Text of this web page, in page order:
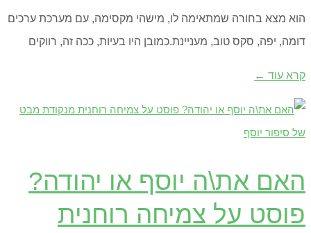
הוא מצא בחורה שמתאימה לו, מישהי מקסימה, עם מערכת ערכים
דומה, יפה, סקס טוב, מעניינת.כמובן היו בעיות, ככה זה, רווקים
קרא עוד ←
האם את\ה יוסף או יהודה?
פוסט על צמיחה רוחנית